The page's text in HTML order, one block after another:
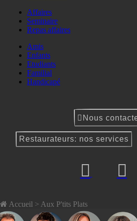
Affaires
Seminaire
Repas affaires
Amis
Enfants
Etudiants
Familial
Handicapé
Nous
Restaurateurs: nos services
Accueil > Aux P'tits Plats